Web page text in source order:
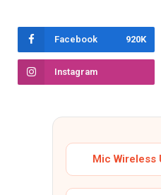
Facebook 920K
Instagram
Mic Wireless